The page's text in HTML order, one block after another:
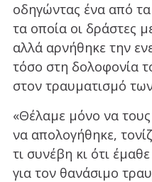
οδηγώντας ένα από τα
τα οποία οι δράστες
αλλά αρνήθηκε την
τόσο στη δολοφονία
στον τραυματισμό
«Θέλαμε μόνο να
να απολογήθηκε,
τι συνέβη κι ότι
για τον θανάσιμο